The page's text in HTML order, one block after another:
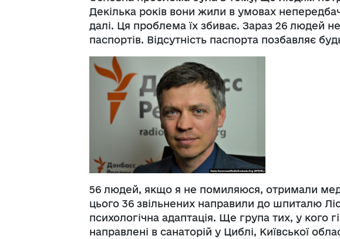
Декілька років вони жили в умовах
далі. Ця проблема їх збиває. Зараз 26 людей
паспортів. Відсутність паспорта позбавляє
56 людей, якщо я не помиляюся, отримали
цього 36 звільнених направили до шпиталю
психологічна адаптація. Ще група тих, у кого
направлені в санаторій у Циблі, Київської